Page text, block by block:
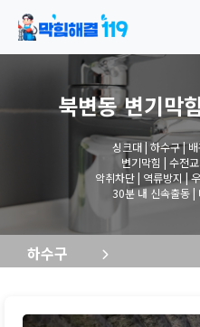
북변동 변기막
싱크대 | 하수구 |
변기막힘 | 수전
악취차단 | 역류방지 |
30분 내 신속출동 |
하수구